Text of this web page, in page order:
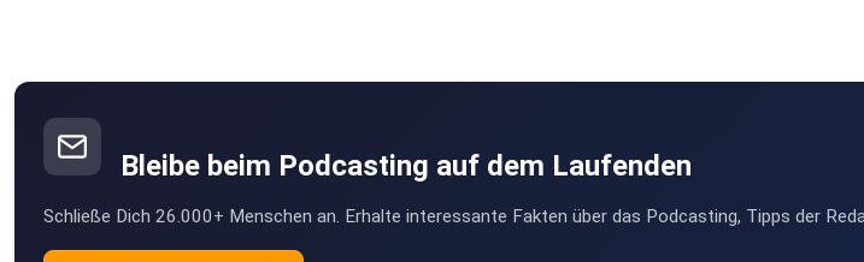
Bleibe beim Podcasting auf dem Laufenden
Schließe Dich 26.000+ Menschen an. Erhalte interessante Fakten über das Podcasting, Tipps der